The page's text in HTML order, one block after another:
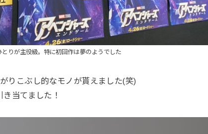
とりが主役級。特に初回作は夢のようでした
りこぶし的なモノが貰えました(笑)
当てました！